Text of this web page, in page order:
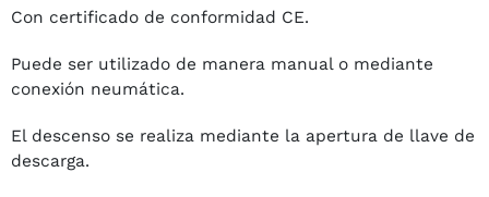
Con certificado de conformidad CE.
Puede ser utilizado de manera manual o mediante
conexión neumática.
El descenso se realiza mediante la apertura de llave de
descarga.